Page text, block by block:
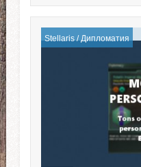
Stellaris/ Дипломатия